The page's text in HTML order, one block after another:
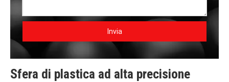
Invia
Sfera di plastica ad alta precisione